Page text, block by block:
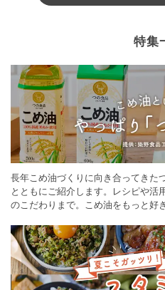
特集
長年こめ油づくりに向き合ってきた
とともにご紹介します。レシピや活
のこだわりまで。こめ油をもっと好